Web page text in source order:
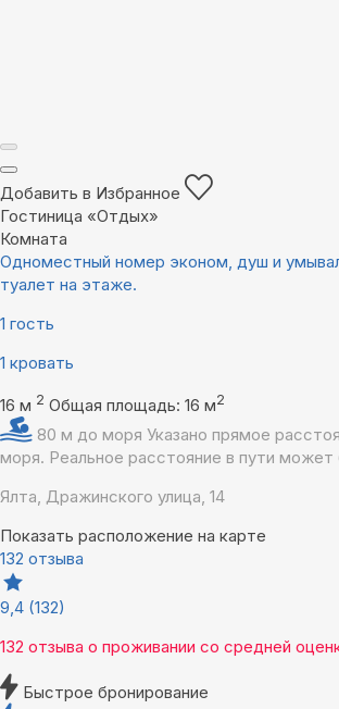
Добавить в Избранное
Гостиница «Отдых»
Комната
Одноместный номер эконом, душ и
туалет на этаже.
1 гость
1 кровать
16 м 2 Общая площадь: 16 м2
80 м до моря Указано прямое
моря. Реальное расстояние в пути
Ялта, Дражинского улица, 14
Показать расположение на карте
132 отзыва
9,4 (132)
132 отзыва о проживании со средней
Быстрое бронирование